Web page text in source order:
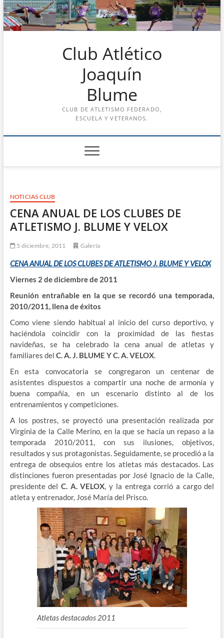
Saltar
al
contenido
Club Atlético
Joaquín
Blume
CLUB DE ATLETISMO FEDERADO,
ESCUELA Y VETERANOS.
NOTICIAS CLUB
CENA ANUAL DE LOS CLUBES DE
ATLETISMO J. BLUME Y VELOX
5 diciembre, 2011 Galería
CENA ANUAL DE LOS CLUBES DE ATLETISMO J. BLUME Y VELOX
Viernes 2 de diciembre de 2011
Reunión entrañable en la que se recordó una temporada,
2010/2011, llena de éxitos
Como viene siendo habitual al inicio del curso deportivo, y
haciéndola coincidir con la proximidad de las fiestas
navideñas, se ha celebrado la cena anual de atletas y
familiares del C. A. J. BLUME Y C. A. VELOX.
En esta convocatoria se congregaron un centenar de
asistentes dispuestos a compartir una noche de armonía y
buena compañía, en un escenario distinto al de los
entrenamientos y competiciones.
A los postres, se proyectó una presentación realizada por
Virginia de la Calle Merino, en la que se hacía un repaso a la
temporada 2010/2011, con sus ilusiones, objetivos,
resultados y sus protagonistas. Seguidamente, se procedió a la
entrega de obsequios entre los atletas más destacados. Las
distinciones fueron presentadas por José Ignacio de la Calle,
presidente delC. A. VELOX, y la entrega corrió a cargo del
atleta y entrenador, José María del Prisco.
Atletas destacados 2011